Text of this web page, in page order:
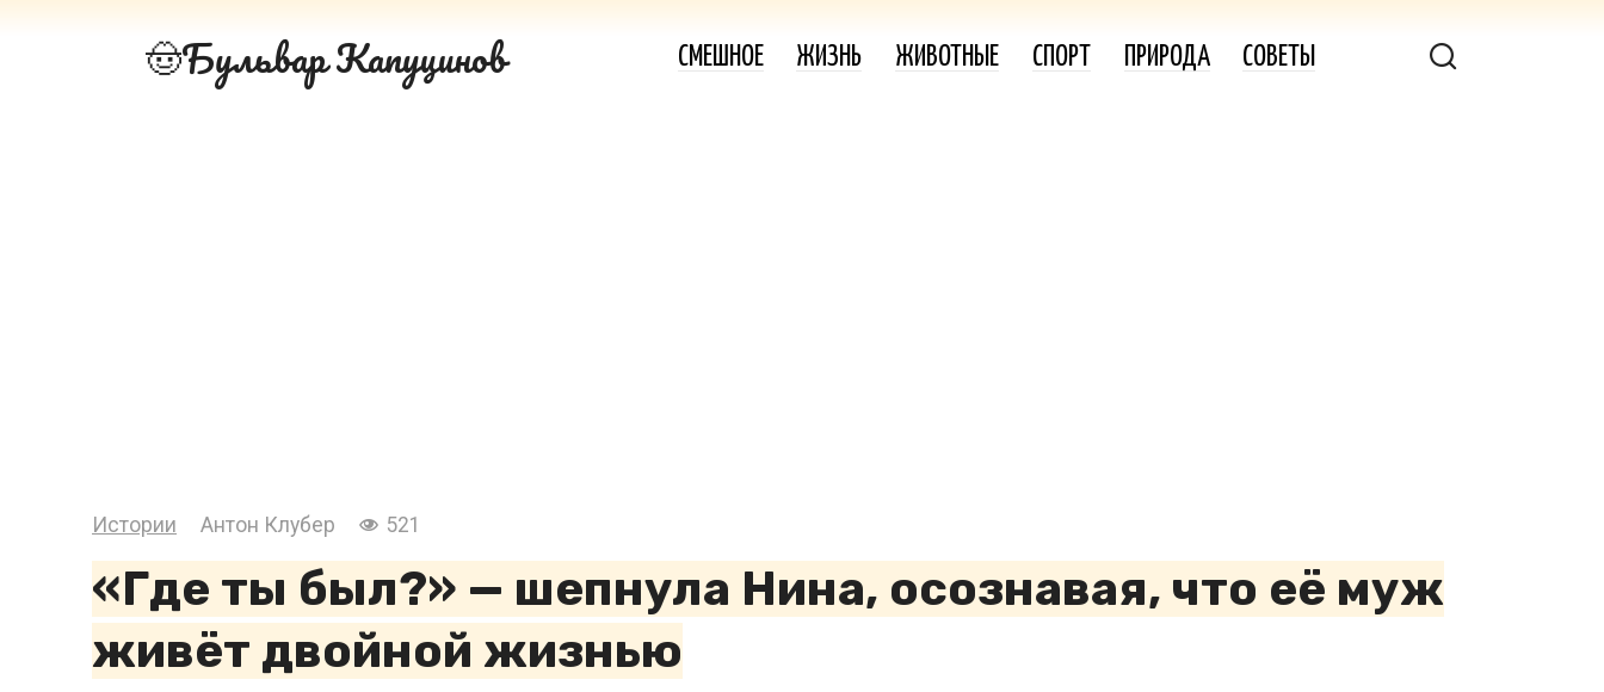
Бульвар Капуцинов СМЕШНОЕ ЖИЗНЬ ЖИВОТНЫЕ СПОРТ ПРИРОДА СОВЕТЫ
Истории Антон Клубер 521
«Где ты был?» — шепнула Нина, осознавая, что её муж
живёт двойной жизнью